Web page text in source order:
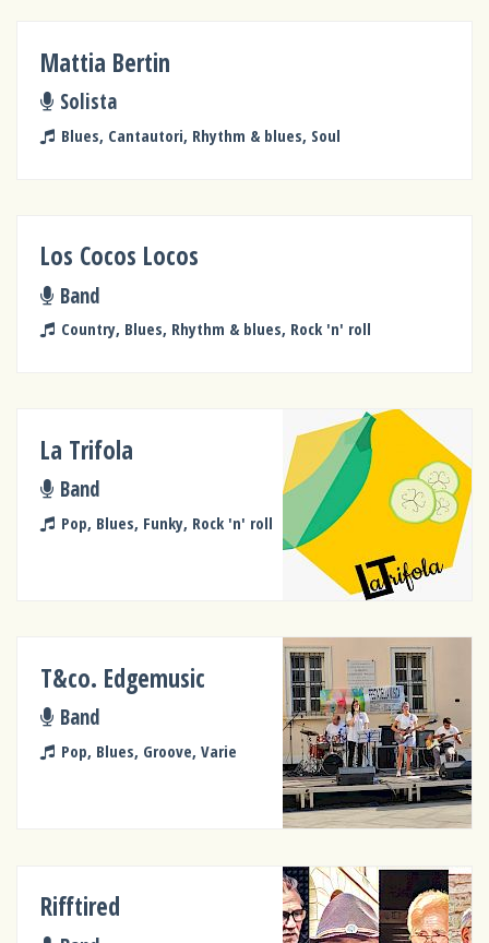
Mattia Bertin
Solista
Blues, Cantautori, Rhythm & blues, Soul
Los Cocos Locos
Band
Country, Blues, Rhythm & blues, Rock 'n' roll
La Trifola
Band
Pop, Blues, Funky, Rock 'n' roll
T&co. Edgemusic
Band
Pop, Blues, Groove, Varie
Rifftired